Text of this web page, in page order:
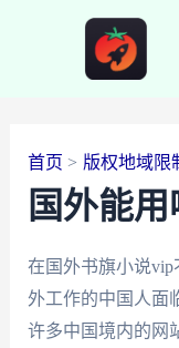
首页 版权地域限
国外能
在国外书旗小说
外工作的中国人面
许多中国境内的网